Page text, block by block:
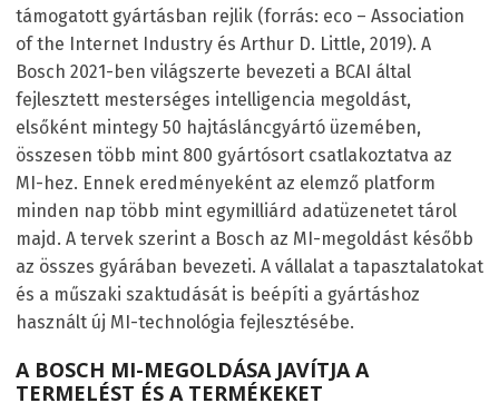
támogatott gyártásban rejlik (forrás: eco – Association
of the Internet Industry és Arthur D. Little, 2019). A
Bosch 2021-ben világszerte bevezeti a BCAI által
fejlesztett mesterséges intelligencia megoldást,
elsőként mintegy 50 hajtásláncgyártó üzemében,
összesen több mint 800 gyártósort csatlakoztatva az
MI-hez. Ennek eredményeként az elemző platform
minden nap több mint egymilliárd adatüzenetet tárol
majd. A tervek szerint a Bosch az MI-megoldást később
az összes gyárában bevezeti. A vállalat a tapasztalatokat
és a műszaki szaktudását is beépíti a gyártáshoz
használt új MI-technológia fejlesztésébe.
A BOSCH MI-MEGOLDÁSA JAVÍTJA A
TERMELÉST ÉS A TERMÉKEKET